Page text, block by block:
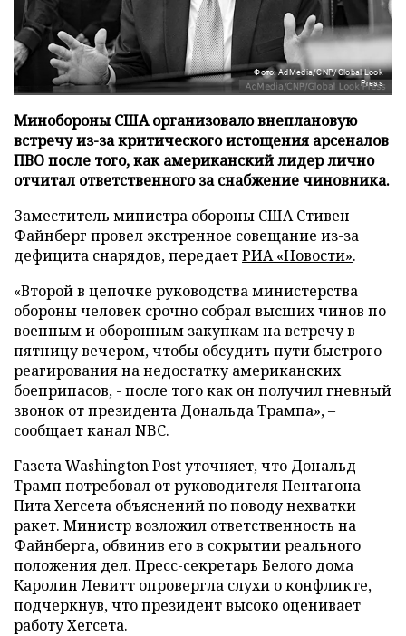
Фото: AdMedia/CNP/Global Look
Press
Минобороны США организовало внеплановую
встречу из-за критического истощения арсеналов
ПВО после того, как американский лидер лично
отчитал ответственного за снабжение чиновника.
Заместитель министра обороны США Стивен
Файнберг провел экстренное совещание из-за
дефицита снарядов, передаетРИА «Новости».
«Второй в цепочке руководства министерства
обороны человек срочно собрал высших чинов по
военным и оборонным закупкам на встречу в
пятницу вечером, чтобы обсудить пути быстрого
реагирования на недостатку американских
боеприпасов, - после того как он получил гневный
звонок от президента Дональда Трампа», –
сообщает канал NBC.
Газета Washington Post уточняет, что Дональд
Трамп потребовал от руководителя Пентагона
Пита Хегсета объяснений по поводу нехватки
ракет. Министр возложил ответственность на
Файнберга, обвинив его в сокрытии реального
положения дел. Пресс-секретарь Белого дома
Каролин Левитт опровергла слухи о конфликте,
подчеркнув, что президент высоко оценивает
работу Хегсета.